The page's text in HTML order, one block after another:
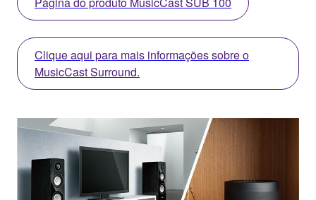
Clique aqui para mais informações sobre o
MusicCast Surround.